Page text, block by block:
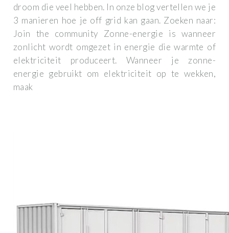
droom die veel hebben. In onze blog vertellen we je
3 manieren hoe je off grid kan gaan. Zoeken naar:
Join the community Zonne-energie is wanneer
zonlicht wordt omgezet in energie die warmte of
elektriciteit produceert. Wanneer je zonne-
energie gebruikt om elektriciteit op te wekken,
maak